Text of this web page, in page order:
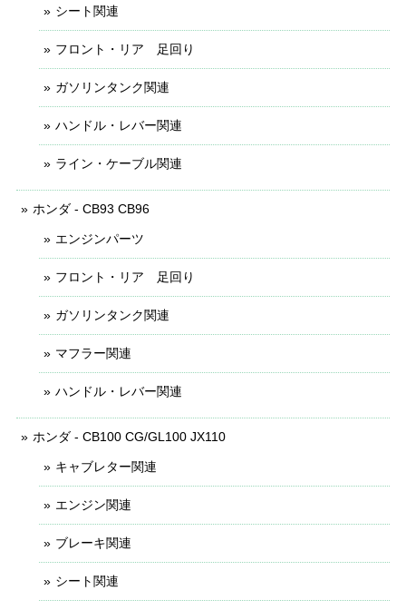
シート関連
フロント・リア 足回り
ガソリンタンク関連
ハンドル・レバー関連
ライン・ケーブル関連
ホンダ - CB93 CB96
エンジンパーツ
フロント・リア 足回り
ガソリンタンク関連
マフラー関連
ハンドル・レバー関連
ホンダ - CB100 CG/GL100 JX110
キャブレター関連
エンジン関連
ブレーキ関連
シート関連